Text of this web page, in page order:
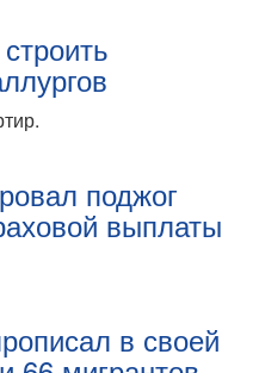
поджог
выплаты
в своей